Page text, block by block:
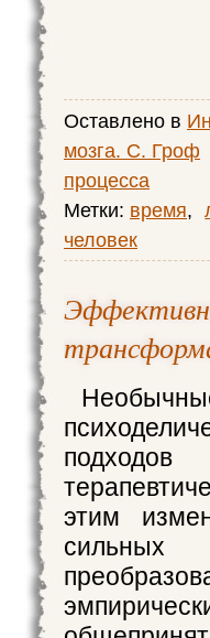
Оставлено в
мозга. С. Гроф
процесса
Метки: время,
человек
этим
сильных